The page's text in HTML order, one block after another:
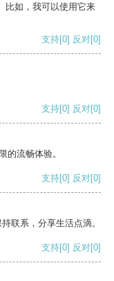
比如，我可以使用它来
支持[0] 反对[0]
支持[0] 反对[0]
的流畅体验。
支持[0] 反对[0]
联系，分享生活点滴。
支持[0] 反对[0]